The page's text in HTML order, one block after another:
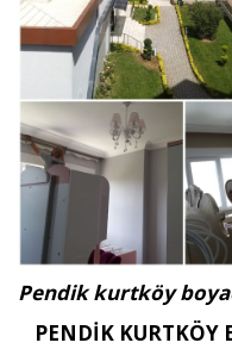
Pendik kurtköy
PENDİK KURTKÖY